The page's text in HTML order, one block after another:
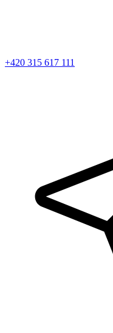
+420 315 617 111